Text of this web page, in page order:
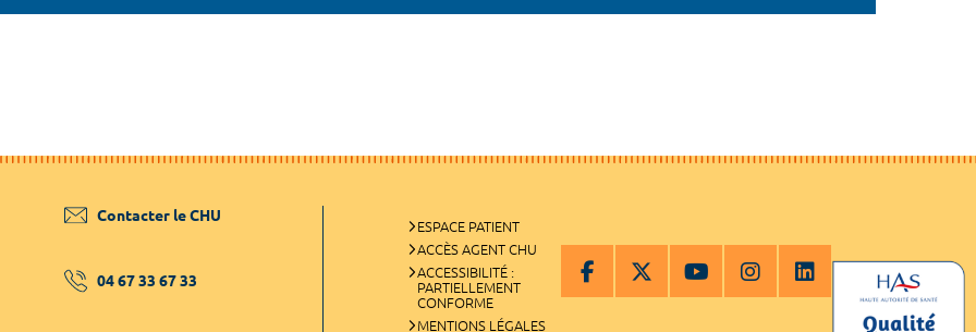
Contacter le CHU
04 67 33 67 33
ESPACE PATIENT
ACCÈS AGENT CHU
ACCESSIBILITÉ :
PARTIELLEMENT
CONFORME
MENTIONS LÉGALES